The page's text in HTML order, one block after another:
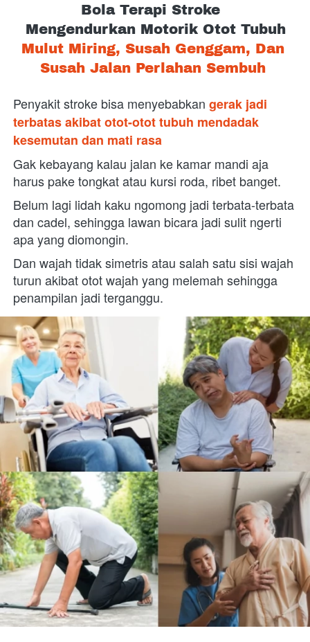
Bola Terapi Stroke
Mengendurkan Motorik Otot Tubuh
Mulut Miring, Susah Genggam, Dan
Susah Jalan Perlahan Sembuh
Penyakit stroke bisa menyebabkan gerak jadi
terbatas akibat otot-otot tubuh mendadak
kesemutan dan mati rasa
Gak kebayang kalau jalan ke kamar mandi aja
harus pake tongkat atau kursi roda, ribet banget.
Belum lagi lidah kaku ngomong jadi terbata-terbata
dan cadel, sehingga lawan bicara jadi sulit ngerti
apa yang diomongin.
Dan wajah tidak simetris atau salah satu sisi wajah
turun akibat otot wajah yang melemah sehingga
penampilan jadi terganggu.